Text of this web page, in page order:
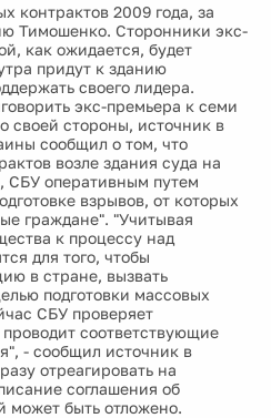
контрактов 2009 года, за
Тимошенко. Сторонники экс-
как ожидается, будет
придут к зданию
своего лидера.
экс-премьера к семи
своей стороны, источник в
сообщил о том, что
возле здания суда на
СБУ оперативным путем
взрывов, от которых
граждане". "Учитывая
к процессу над
для того, чтобы
в стране, вызвать
подготовки массовых
СБУ проверяет
соответствующие
- сообщил источник в
отреагировать на
соглашения об
может быть отложено.